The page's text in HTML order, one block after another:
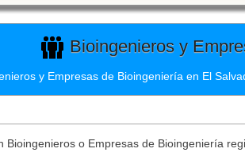
Bioingenieros y
y Empresas de Bioingeniería en El
Bioingenieros o Empresas de Bioingeniería